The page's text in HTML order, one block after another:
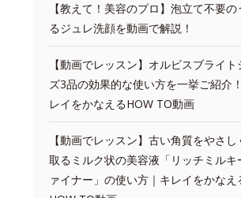
【教えて！美容のプロ】泡立て不要
るジュレ洗顔を動画で解説！
【動画でレッスン】オルビスブライト
ズ3品の効果的な使い方を一挙ご紹介
レイをかなえるHOW TO動画
【動画でレッスン】古い角質をやさし
取るミルク状の美容液「リッチミルキ
ァイナー」の使い方｜キレイをかなえ